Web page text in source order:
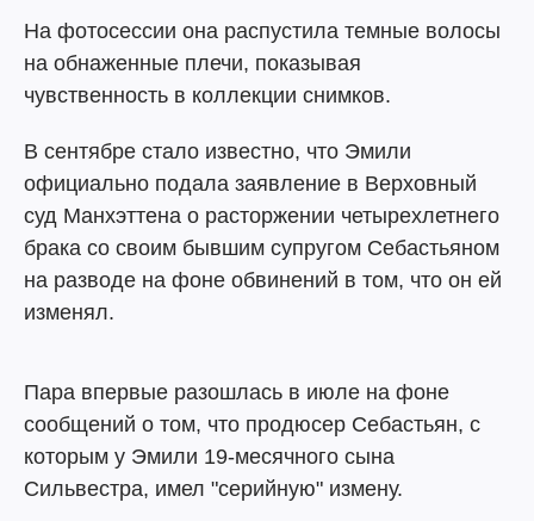
На фотосессии она распустила темные волосы
на обнаженные плечи, показывая
чувственность в коллекции снимков.
В сентябре стало известно, что Эмили
официально подала заявление в Верховный
суд Манхэттена о расторжении четырехлетнего
брака со своим бывшим супругом Себастьяном
на разводе на фоне обвинений в том, что он ей
изменял.
Пара впервые разошлась в июле на фоне
сообщений о том, что продюсер Себастьян, с
которым у Эмили 19-месячного сына
Сильвестра, имел "серийную" измену.